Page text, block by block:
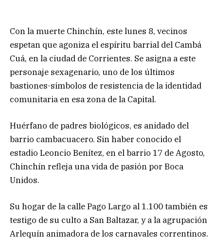
Con la muerte Chinchín, este lunes 8, vecinos
espetan que agoniza el espíritu barrial del Cambá
Cuá, en la ciudad de Corrientes. Se asigna a este
personaje sexagenario, uno de los últimos
bastiones-símbolos de resistencia de la identidad
comunitaria en esa zona de la Capital.
Huérfano de padres biológicos, es anidado del
barrio cambacuacero. Sin haber conocido el
estadio Leoncio Benítez, en el barrio 17 de Agosto,
Chinchín refleja una vida de pasión por Boca
Unidos.
Su hogar de la calle Pago Largo al 1.100 también es
testigo de su culto a San Baltazar, y a la agrupación
Arlequín animadora de los carnavales correntinos.